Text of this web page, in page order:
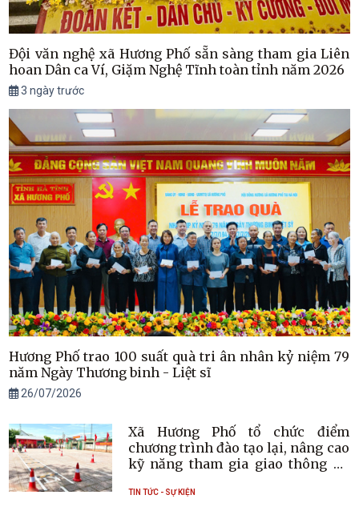
Đội văn nghệ xã Hương Phố sẵn sàng tham gia Liên
hoan Dân ca Ví, Giặm Nghệ Tĩnh toàn tỉnh năm 2026
3 ngày trước
Hương Phố trao 100 suất quà tri ân nhân kỷ niệm 79
năm Ngày Thương binh - Liệt sĩ
26/07/2026
Xã Hương Phố tổ chức điểm
chương trình đào tạo lại, nâng cao
kỹ năng tham gia giao thông an
TIN TỨC - SỰ KIỆN